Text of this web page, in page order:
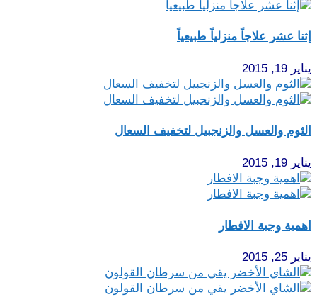
إثنا عشر علاجاً منزلياً طبيعياً
يناير 19, 2015
الثوم والعسل والزنجبيل لتخفيف السعال
يناير 19, 2015
اهمية وجبة الافطار
يناير 25, 2015